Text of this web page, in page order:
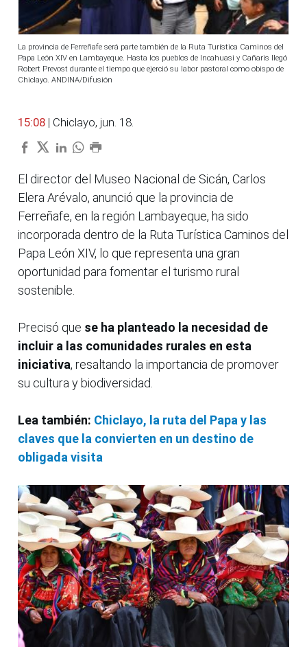
La provincia de Ferreñafe será parte también de la Ruta Turística Caminos del
Papa León XIV en Lambayeque. Hasta los pueblos de Incahuasi y Cañaris llegó
Robert Prevost durante el tiempo que ejerció su labor pastoral como obispo de
Chiclayo. ANDINA/Difusión
15:08 | Chiclayo, jun. 18.
El director del Museo Nacional de Sicán, Carlos
Elera Arévalo, anunció que la provincia de
Ferreñafe, en la región Lambayeque, ha sido
incorporada dentro de la Ruta Turística Caminos del
Papa León XIV, lo que representa una gran
oportunidad para fomentar el turismo rural
sostenible.
Precisó que se ha planteado la necesidad de
incluir a las comunidades rurales en esta
iniciativa, resaltando la importancia de promover
su cultura y biodiversidad.
Lea también: Chiclayo, la ruta del Papa y las
claves que la convierten en un destino de
obligada visita